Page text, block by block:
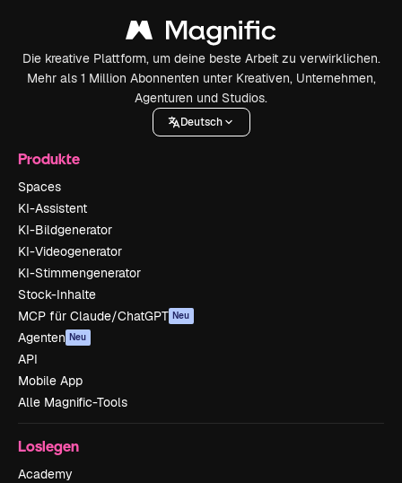
Die kreative Plattform, um deine beste Arbeit zu verwirklichen.
Mehr als 1 Million Abonnenten unter Kreativen, Unternehmen,
Agenturen und Studios.
Deutsch
Produkte
Spaces
KI-Assistent
KI-Bildgenerator
KI-Videogenerator
KI-Stimmengenerator
Stock-Inhalte
MCP für Claude/ChatGPT Neu
Agenten Neu
API
Mobile App
Alle Magnific-Tools
Loslegen
Academy